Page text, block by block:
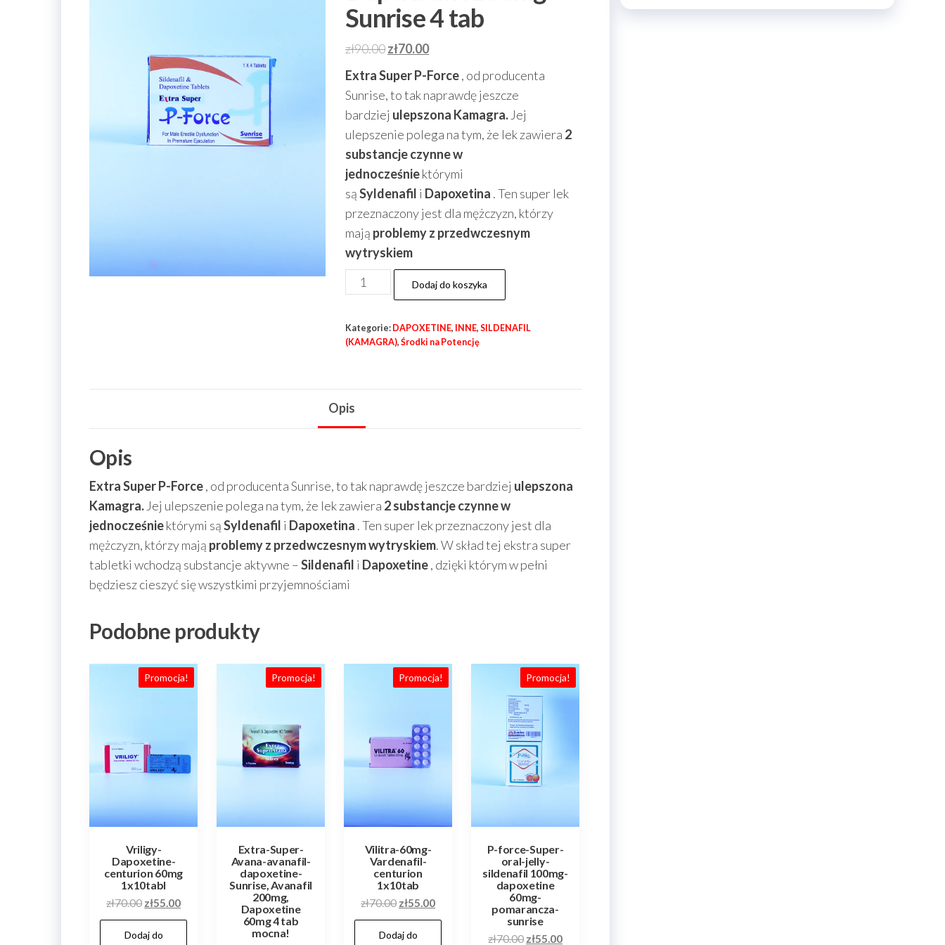
Sunrise 4 tab
zł90.00Pierwotna
wynosiła:
zł90.00.
zł70.00Aktualna
cena
zł70.00.
Extra Super P-Force, od producenta
Sunrise, to tak naprawdę jeszcze
bardziej ulepszona Kamagra. Jej
ulepszenie polega na tym, że lek zawiera 2
substancje czynne w
jednocześniektórymi
sąSyldenafil i Dapoxetina . Ten super lek
przeznaczony jest dla mężczyzn, którzy
mają problemy z przedwczesnym
wytryskiem
ilość
Extra-
P-
Sunrise
Dodaj do koszyka
Kategorie: DAPOXETINE, INNE, SILDENAFIL
(KAMAGRA), Środki na Potencję
Opis
Opis
Extra Super P-Force, od producenta Sunrise, to tak naprawdę jeszcze bardziej ulepszona
Kamagra. Jej ulepszenie polega na tym, że lek zawiera 2 substancje czynne w
jednocześniektórymi sąSyldenafil i Dapoxetina . Ten super lek przeznaczony jest dla
mężczyzn, którzy mają problemy z przedwczesnym wytryskiem. W skład tej ekstra super
tabletki wchodzą substancje aktywne –Sildenafil i Dapoxetine, dzięki którym w pełni
będziesz cieszyć się wszystkimi przyjemnościami
Podobne produkty
Promocja!
Vriligy-
Dapoxetine-
centurion 60mg
1x10tabl
zł70.00 Pierwotna
cena
wynosiła:
zł55.00Aktualna
cena
Dodaj do
Promocja!
Extra-Super-
Avana-avanafil-
dapoxetine-
Sunrise, Avanafil
200mg,
Dapoxetine
60mg 4 tab
mocna!
Promocja!
Vilitra-60mg-
Vardenafil-
centurion
1x10tab
zł70.00 Pierwotna
cena
wynosiła:
zł55.00Aktualna
cena
Dodaj do
Promocja!
P-force-Super-
oral-jelly-
sildenafil 100mg-
dapoxetine
60mg-
pomarancza-
sunrise
zł70.00 Pierwotna
zł55.00Aktualna